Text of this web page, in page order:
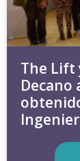
The Lift